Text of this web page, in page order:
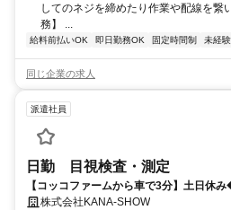
してのネジを締めたり作業や配線を繋
務】 ...
給料前払いOK 即日勤務OK 固定時間制 未経
同じ企業の求人
派遣社員
日勤 目視検査・測定
【コッコファームから車で3分】土日休
株式会社KANA-SHOW